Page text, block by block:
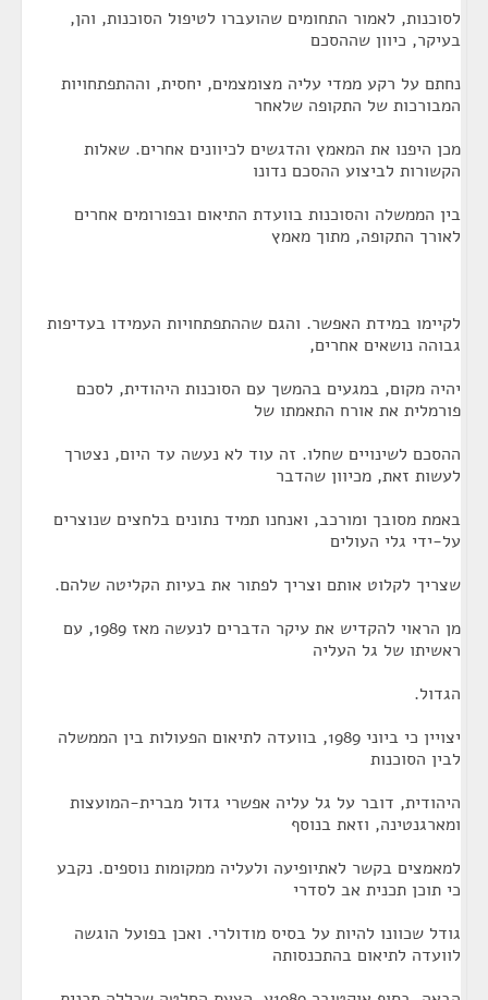
לסוכנות, לאמור התחומים שהועברו לטיפול הסוכנות, והן,
בעיקר, כיוון שההסכם
נחתם על רקע ממדי עליה מצומצמים, יחסית, וההתפתחויות
המבורכות של התקופה שלאחר
מכן היפנו את המאמץ והדגשים לכיוונים אחרים. שאלות
הקשורות לביצוע ההסכם נדונו
בין הממשלה והסוכנות בוועדת התיאום ובפורומים אחרים
לאורך התקופה, מתוך מאמץ
לקיימו במידת האפשר. והגם שההתפתחויות העמידו בעדיפות
גבוהה נושאים אחרים,
יהיה מקום, במגעים בהמשך עם הסוכנות היהודית, לסכם
פורמלית את אורח התאמתו של
ההסכם לשינויים שחלו. זה עוד לא נעשה עד היום, נצטרך
לעשות זאת, מכיוון שהדבר
באמת מסובך ומורכב, ואנחנו תמיד נתונים בלחצים שנוצרים
על-ידי גלי העולים
שצריך לקלוט אותם וצריך לפתור את בעיות הקליטה שלהם.
מן הראוי להקדיש את עיקר הדברים לנעשה מאז 1989, עם
ראשיתו של גל העליה
הגדול.
יצויין כי ביוני 1989, בוועדה לתיאום הפעולות בין הממשלה
לבין הסוכנות
היהודית, דובר על גל עליה אפשרי גדול מברית-המועצות
ומארגנטינה, וזאת בנוסף
למאמצים בקשר לאתיופיעה ולעליה ממקומות נוספים. נקבע
כי תוכן תכנית אב לסדרי
גודל שכוונו להיות על בסיס מודולרי. ואכן בפועל הוגשה
לוועדה לתיאום בהתכנסותה